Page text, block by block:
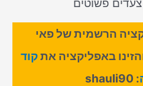
הרשמית של פאי
באפליקציה אתקוד
: shauli90